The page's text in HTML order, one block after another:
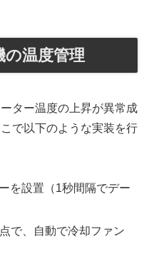
温度管理
ター温度の上昇が異常成
で以下のような実装を行
を設置（1秒間隔でデー
で、自動で冷却ファン